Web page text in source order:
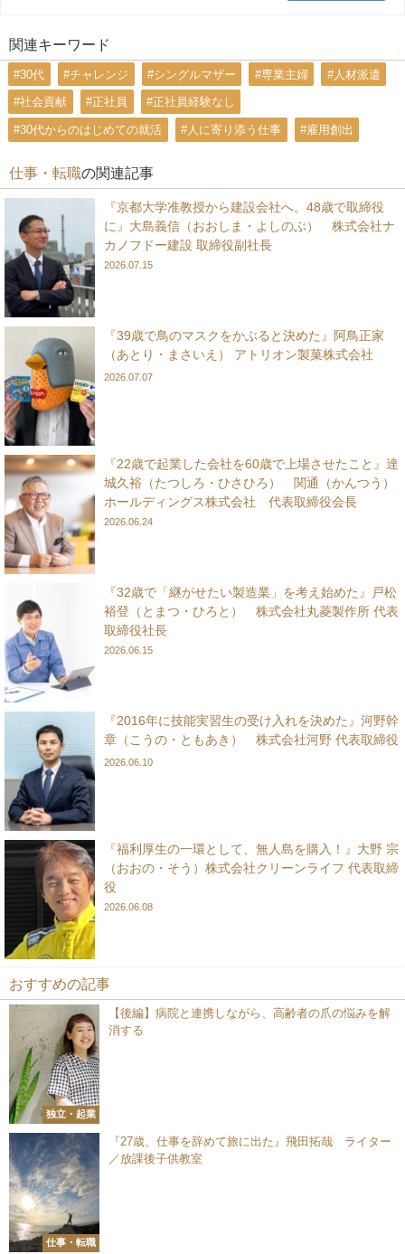
関連キーワード
#30代 #チャレンジ #シングルマザー #専業主婦 #人材派遣
#社会貢献 #正社員 #正社員経験なし
#30代からのはじめての就活 #人に寄り添う仕事 #雇用創出
仕事・転職の関連記事
『京都大学准教授から建設会社へ。48歳で取締役
に』大島義信（おおしま・よしのぶ） 株式会社ナ
カノフドー建設 取締役副社長
2026.07.15
『39歳で鳥のマスクをかぶると決めた』阿鳥正家
（あとり・まさいえ） アトリオン製菓株式会社
2026.07.07
『22歳で起業した会社を60歳で上場させたこと』達
城久裕（たつしろ・ひさひろ） 関通（かんつう）
ホールディングス株式会社 代表取締役会長
2026.06.24
『32歳で「継がせたい製造業」を考え始めた』戸松
裕登（とまつ・ひろと） 株式会社丸菱製作所 代表
取締役社長
2026.06.15
『2016年に技能実習生の受け入れを決めた』河野幹
章（こうの・ともあき） 株式会社河野 代表取締役
2026.06.10
『福利厚生の一環として、無人島を購入！』大野 宗
（おおの・そう）株式会社クリーンライフ 代表取締
役
2026.06.08
おすすめの記事
独立・起業
【後編】病院と連携しながら、高齢者の爪の悩みを解
消する
仕事・転職
『27歳、仕事を辞めて旅に出た』飛田拓哉 ライター
／放課後子供教室